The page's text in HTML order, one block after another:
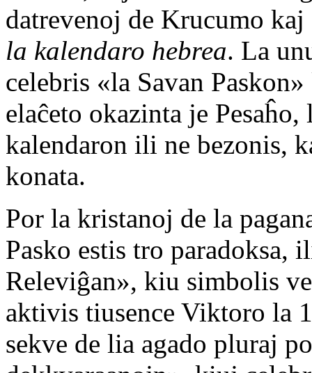
datrevenoj de Krucumo
la kalendaro hebrea. La
celebris «la Savan
elaĉeto okazinta je
kalendaron ili ne bezonis,
konata.
Por la kristanoj de la
Pasko estis tro paradoksa,
Releviĝan», kiu simbolis
aktivis tiusence Viktoro la
sekve de lia agado pluraj